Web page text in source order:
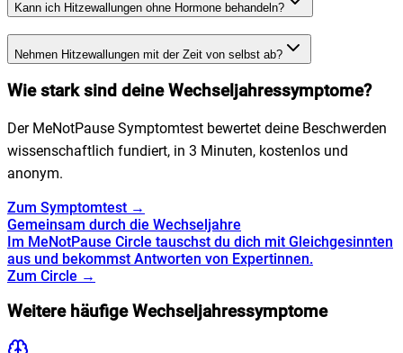
Kann ich Hitzewallungen ohne Hormone behandeln?
Nehmen Hitzewallungen mit der Zeit von selbst ab?
Wie stark sind deine Wechseljahressymptome?
Der MeNotPause Symptomtest bewertet deine Beschwerden
wissenschaftlich fundiert, in 3 Minuten, kostenlos und
anonym.
Zum Symptomtest →
Gemeinsam durch die Wechseljahre
Im MeNotPause Circle tauschst du dich mit Gleichgesinnten
aus und bekommst Antworten von Expertinnen.
Zum Circle →
Weitere häufige Wechseljahressymptome